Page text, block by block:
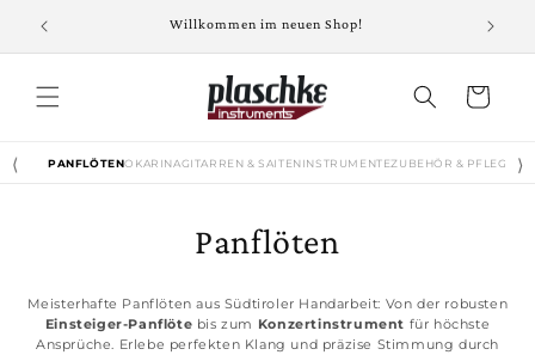
Direkt zum
Inhalt
Willkommen im neuen Shop!
Warenkorb
⟨ PANFLÖTENOKARINAGITARREN & SAITENINSTRUMENTE ZUBEHÖR & PFLEGE ⟩
K
t
Panflöten
Meisterhafte Panflöten aus Südtiroler Handarbeit: Von der robusten
Einsteiger-Panflöte bis zum Konzertinstrument für höchste
Ansprüche. Erlebe perfekten Klang und präzise Stimmung durch